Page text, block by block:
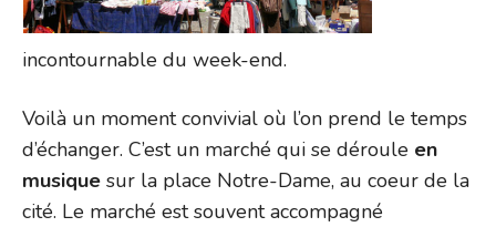
incontournable du week-end.
Voilà un moment convivial où l’on prend le temps
d’échanger. C’est un marché qui se déroule en
musique sur la place Notre-Dame, au coeur de la
cité. Le marché est souvent accompagné